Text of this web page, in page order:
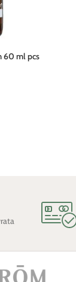
60 ml pcs